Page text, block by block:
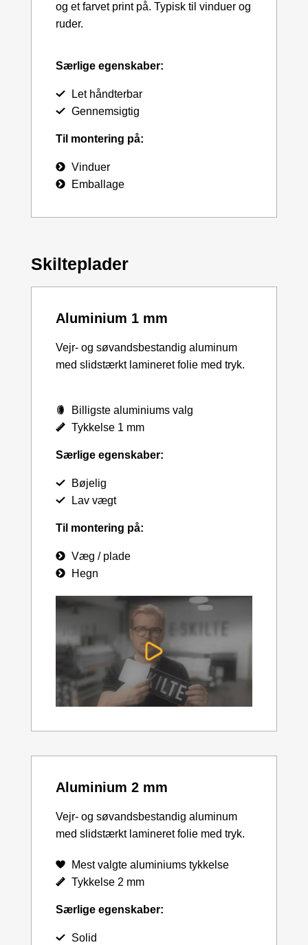
og et farvet print på. Typisk til vinduer og
ruder.
Særlige egenskaber:
Let håndterbar
Gennemsigtig
Til montering på:
Vinduer
Emballage
Skilteplader
Aluminium 1 mm
Vejr- og søvandsbestandig aluminum
med slidstærkt lamineret folie med tryk.
Billigste aluminiums valg
Tykkelse 1 mm
Særlige egenskaber:
Bøjelig
Lav vægt
Til montering på:
Væg / plade
Hegn
Aluminium 2 mm
Vejr- og søvandsbestandig aluminum
med slidstærkt lamineret folie med tryk.
Mest valgte aluminiums tykkelse
Tykkelse 2 mm
Særlige egenskaber:
Solid